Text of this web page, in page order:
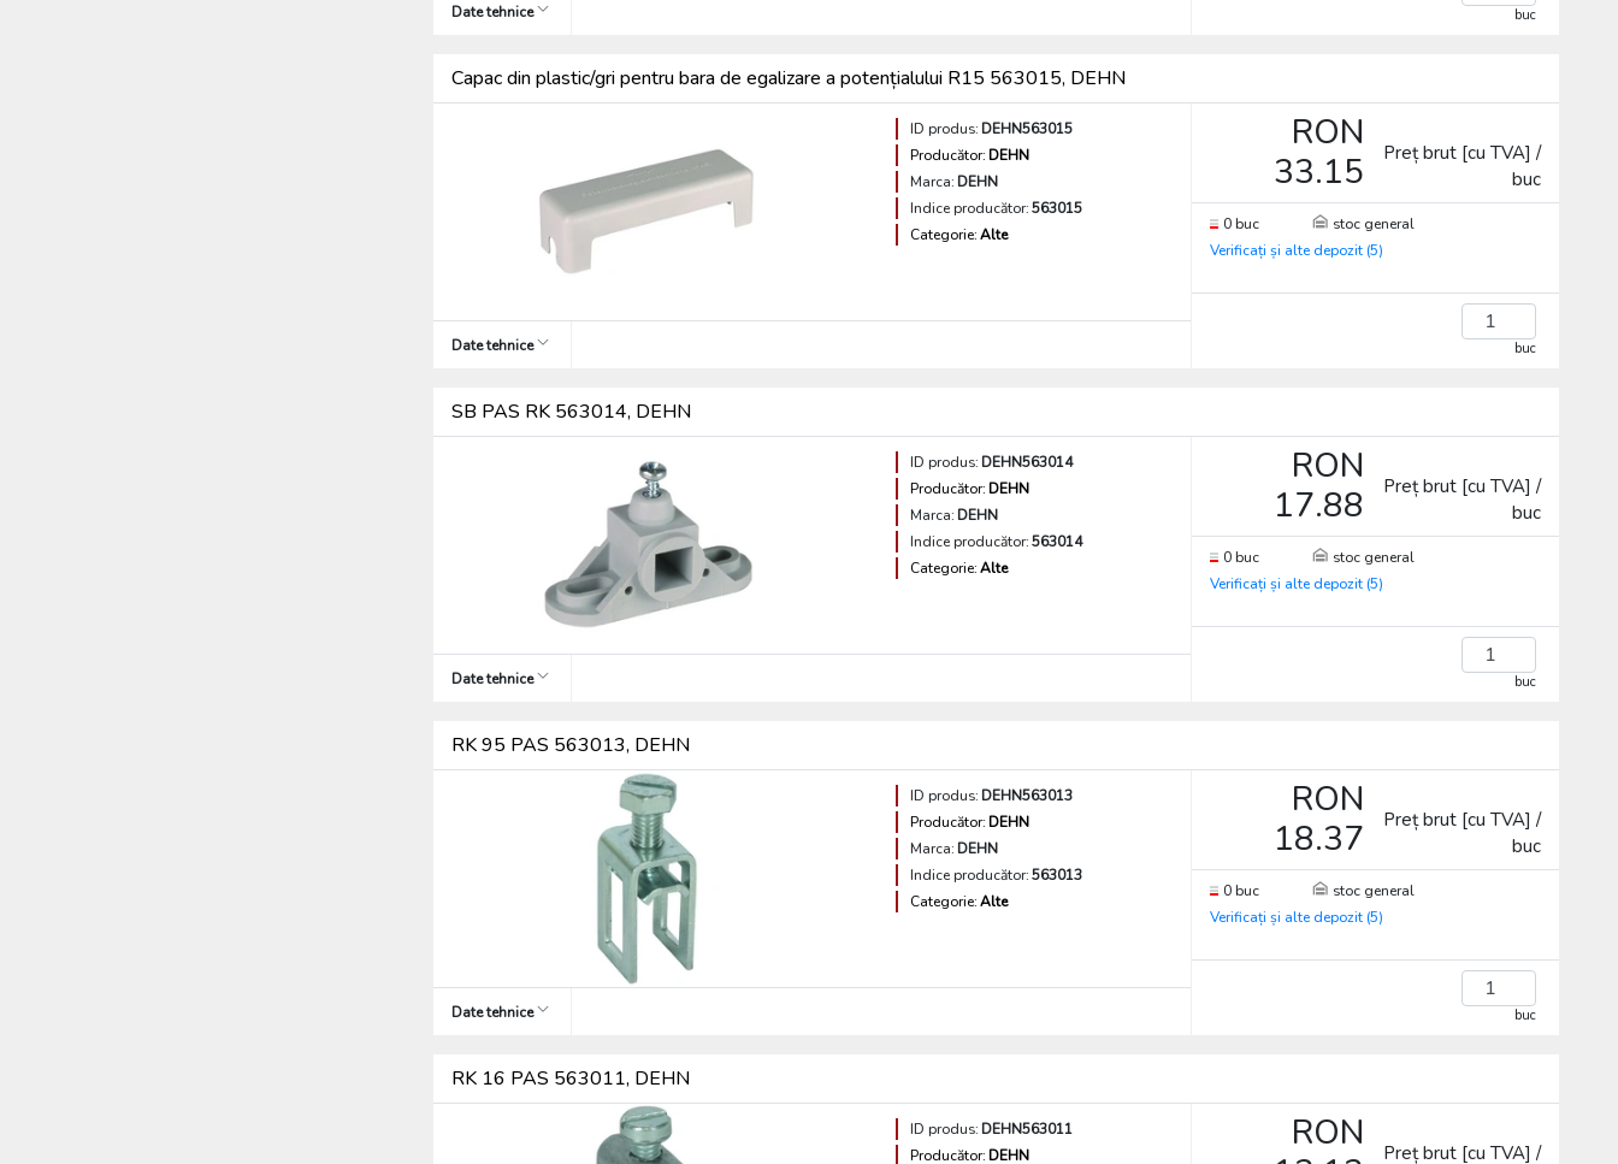
Date tehnice buc
Capac din plastic/gri pentru bara de egalizare a potențialului R15 563015, DEHN
ID produs: DEHN563015
Producător: DEHN
Marca: DEHN
Indice producător: 563015
Categorie: Alte
Date tehnice
RON
33.15
Preț brut [cu TVA] /
buc
0 buc
stoc general
Verificați și alte depozit (5)
buc
SB PAS RK 563014, DEHN
ID produs: DEHN563014
Producător: DEHN
Marca: DEHN
Indice producător: 563014
Categorie: Alte
Date tehnice
RON
17.88
Preț brut [cu TVA] /
buc
0 buc
stoc general
Verificați și alte depozit (5)
buc
RK 95 PAS 563013, DEHN
ID produs: DEHN563013
Producător: DEHN
Marca: DEHN
Indice producător: 563013
Categorie: Alte
Date tehnice
RON
18.37
Preț brut [cu TVA] /
buc
0 buc
stoc general
Verificați și alte depozit (5)
buc
RK 16 PAS 563011, DEHN
ID produs: DEHN563011
Producător: DEHN
RON
Preț brut [cu TVA] /